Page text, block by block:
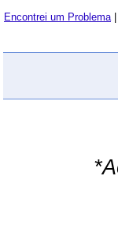
Encontrei um Problema|